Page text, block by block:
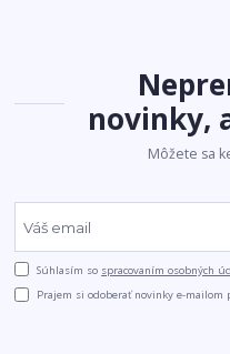
novinky,
Môžete sa
Súhlasím so spracovaním osobných
Prajem si odoberať novinky e-mailom